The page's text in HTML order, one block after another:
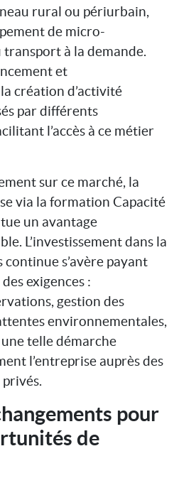
rural ou périurbain,
de micro-
à la demande.
et
création d’activité
par différents
l’accès à ce métier
sur ce marché, la
via la formation Capacité
un avantage
L’investissement dans la
s’avère payant
exigences :
gestion des
environnementales,
telle démarche
l’entreprise auprès des
pour
de